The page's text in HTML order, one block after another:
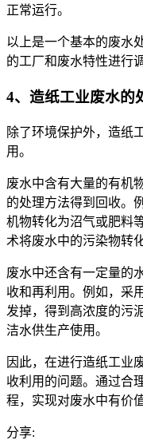
正常运行。
以上是一个基本的废水
的工厂和废水特性进行
4、造纸工业废水的
除了环境保护外，造纸
用。
废水中含有大量的有机
的处理方法得到回收。
机物转化为沼气或肥料
术将废水中的污染物转
废水中还含有一定量的
收和再利用。例如，采
发掉，得到高浓度的污
洁水供生产使用。
因此，在进行造纸工业
收利用的问题。通过合
程，实现对废水中有价
分享: